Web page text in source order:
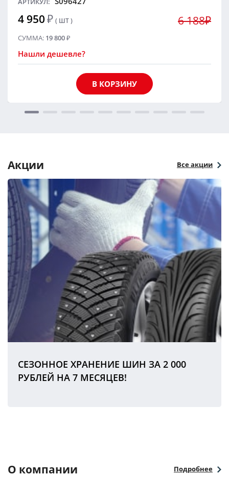
4 950₽ ( ШТ ) 6 188₽
СУММА: 19 800₽
Нашли дешевле?
В КОРЗИНУ
Акции Все акции
СЕЗОННОЕ ХРАНЕНИЕ ШИН ЗА 2 000
РУБЛЕЙ НА 7 МЕСЯЦЕВ!
О компании Подробнее